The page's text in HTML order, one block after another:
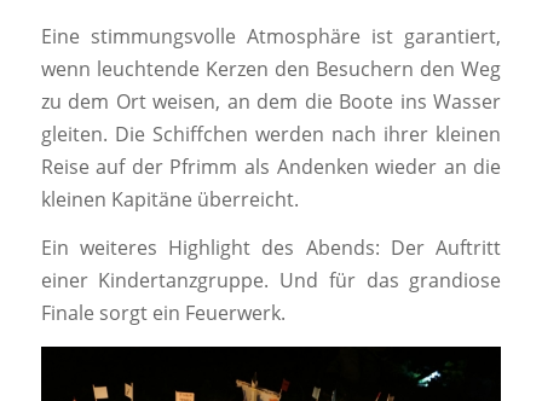
Eine stimmungsvolle Atmosphäre ist garantiert,
wenn leuchtende Kerzen den Besuchern den Weg
zu dem Ort weisen, an dem die Boote ins Wasser
gleiten. Die Schiffchen werden nach ihrer kleinen
Reise auf der Pfrimm als Andenken wieder an die
kleinen Kapitäne überreicht.
Ein weiteres Highlight des Abends: Der Auftritt
einer Kindertanzgruppe. Und für das grandiose
Finale sorgt ein Feuerwerk.